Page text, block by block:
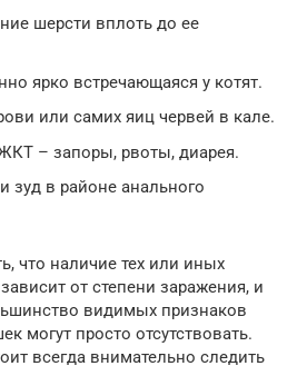
шерсти вплоть до ее
ярко встречающаяся у котят.
или самих яиц червей в кале.
– запоры, рвоты, диарея.
зуд в районе анального
что наличие тех или иных
от степени заражения, и
видимых признаков
могут просто отсутствовать.
всегда внимательно следить